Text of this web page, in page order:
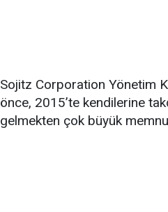
Sojitz Corporation Yönetim
önce, 2015’te kendilerine
gelmekten çok büyük